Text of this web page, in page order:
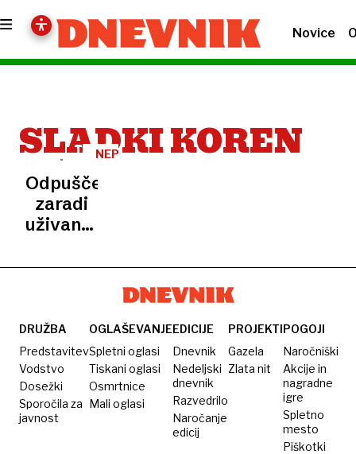
Novice
SLADKI KOREN
NEPREDSTAVLJIVO
Odpuščen
zaradi
uživanja
namenjenih
DRUŽBA
Predstavitev
Vodstvo
Dosežki
Sporočila za
javnost
OGLAŠEVANJE
Spletni oglasi
Tiskani oglasi
Osmrtnice
Mali oglasi
EDICIJE
Dnevnik
Nedeljski
dnevnik
Razvedrilo
Naročanje
edicij
PROJEKTI
Gazela
Zlata nit
POGOJI
Naročniški
Akcije in
nagradne
igre
Spletno
mesto
Piškotki